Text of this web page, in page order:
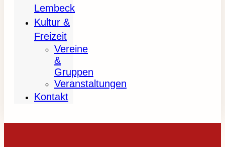
Lembeck
Kultur &
Freizeit
Vereine
&
Gruppen
Veranstaltungen
Kontakt